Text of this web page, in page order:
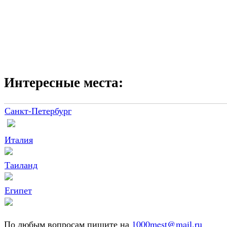
Интересные места:
Санкт-Петербург
Италия
Таиланд
Египет
По любым вопросам пишите на 1000mest@mail.ru